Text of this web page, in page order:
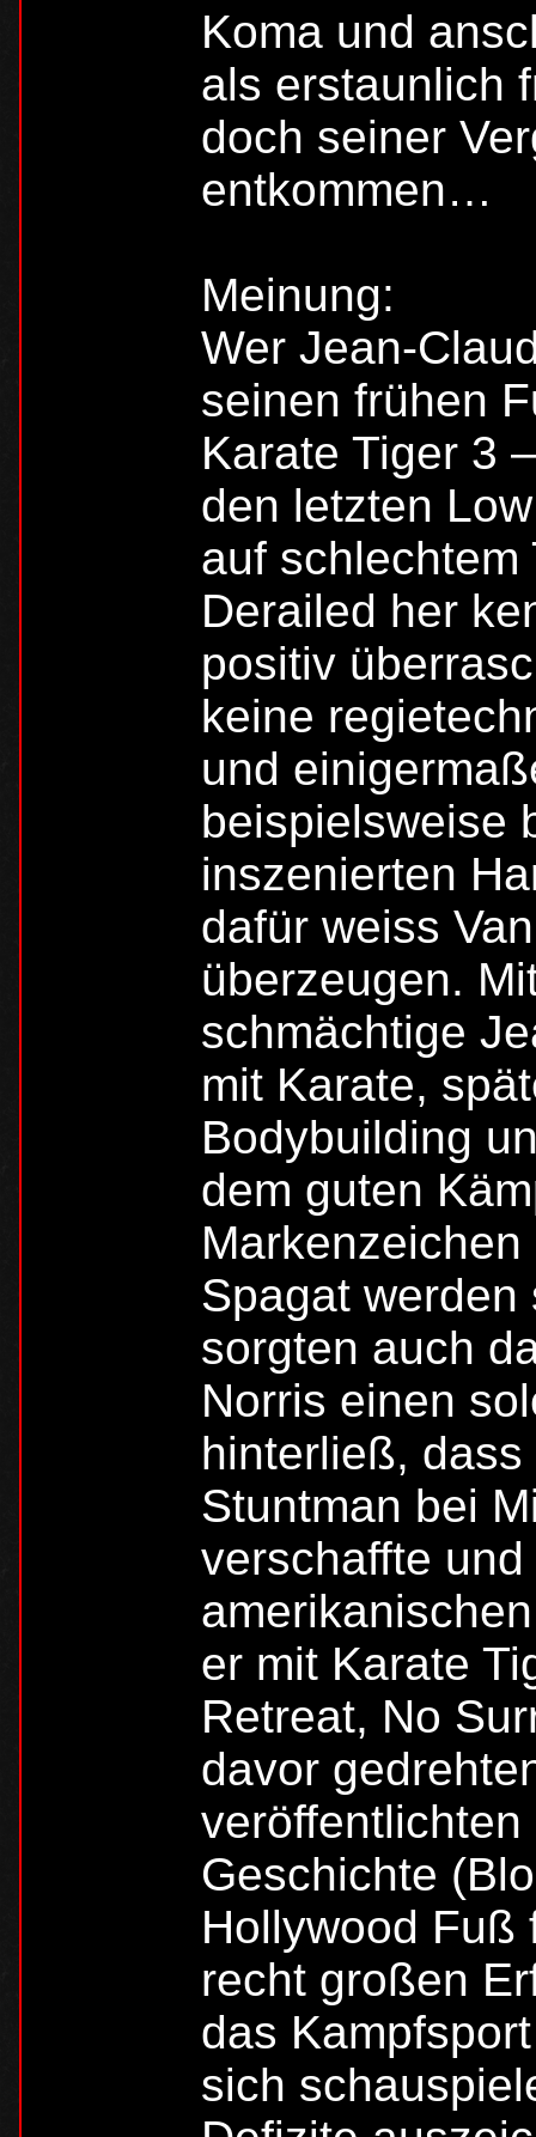
Koma und
als erstaunlich
doch seiner
entkommen…
Meinung:
Wer Jean-
seinen frühen
Karate Tiger 3
den letzten
auf
Derailed her
positiv
keine
und
beispielsweise
inszenierten
dafür weiss
überzeugen.
schmächtige
mit Karate,
Bodybuilding
dem guten
Spagat
sorgten auch
Norris einen
hinterließ,
Stuntman bei
verschaffte
er mit Karate
Retreat, No
davor
Geschichte
Hollywood Fuß
recht großen
das
sich